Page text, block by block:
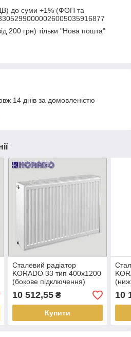
до суми +1% (ФОП та
200 грн) тільки "Нова пошта"
14 днів за домовленістю
Сталевий радіатор
KORADO 33 тип 400х1200
(бокове підключення)
10 512,55₴
Купити
10